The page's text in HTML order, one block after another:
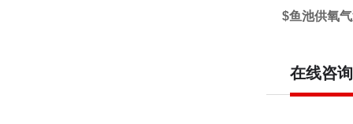
$鱼池供氧
在线咨询